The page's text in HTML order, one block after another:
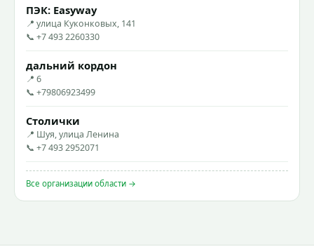
ПЭК: Easyway
📍 улица Куконковых, 141
📞 +7 493 2260330
дальний кордон
📍 6
📞 +79806923499
Столички
📍 Шуя, улица Ленина
📞 +7 493 2952071
Все организации области →